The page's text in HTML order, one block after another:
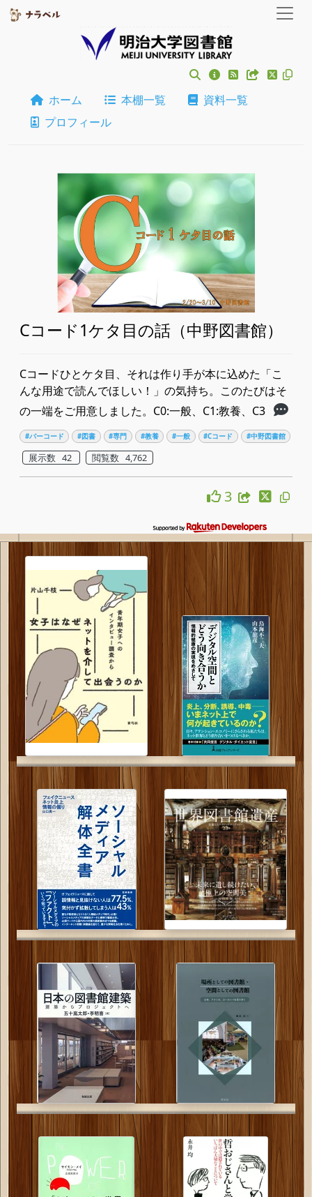
ホーム 本棚一覧
資料一覧
プロフィール
Cコード1ケタ目の話（中野図書館）
Cコードひとケタ目、それは作り手が本に込めた「こ
んな用途で読んでほしい！」の気持ち。このたびはそ
の一端をご用意しました。C0:一般、C1:教養、C3
#バーコード #図書 #専門 #教養 #一般 #Cコード #中野図書館
展示数 42 閲覧数 4,762
3